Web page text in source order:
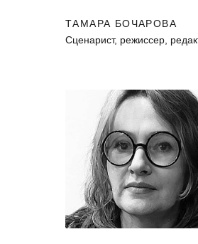
ТАМАРА БОЧАРОВА
Сценарист, режиссер,